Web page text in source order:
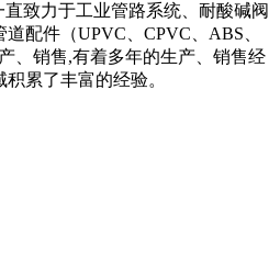
致力于工业管路系统、耐酸碱阀
配件（UPVC、CPVC、ABS、
、销售,有着多年的生产、销售经
累了丰富的经验。